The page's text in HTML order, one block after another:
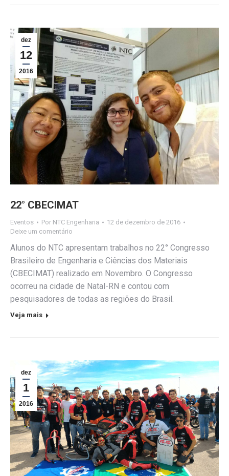
dez
12
2016
22° CBECIMAT
Eventos Por NTC Engenharia
12 de dezembro de 2016
Deixe um comentário
Alunos do NTC apresentam trabalhos no 22° Congresso
Brasileiro de Engenharia e Ciências dos Materiais
(CBECIMAT) realizado em Novembro. O Congresso
ocorreu na cidade de Natal-RN e contou com
pesquisadores de todas as regiões do Brasil.
Veja mais
dez
1
2016